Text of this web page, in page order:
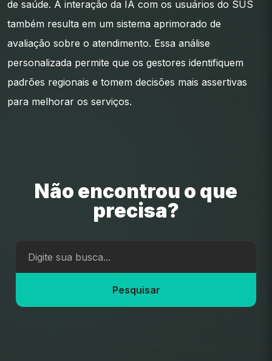
de saúde. A interação da IA com os usuários do SUS
também resulta em um sistema aprimorado de
avaliação sobre o atendimento. Essa análise
personalizada permite que os gestores identifiquem
padrões regionais e tomem decisões mais assertivas
para melhorar os serviços.
Não encontrou o que
precisa?
Pesquisar